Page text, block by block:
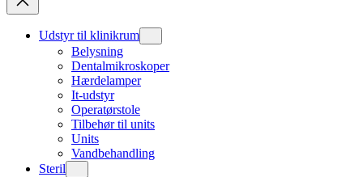
Udstyr til klinikrum
Belysning
Dentalmikroskoper
Hærdelamper
It-udstyr
Operatørstole
Tilbehør til units
Units
Vandbehandling
Steril